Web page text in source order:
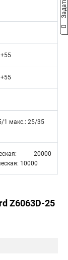
1 макс.: 25/35
20000
10000
Z6063D-25